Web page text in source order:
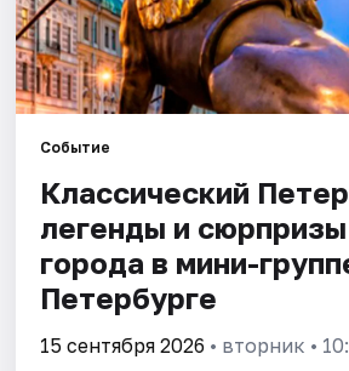
Спорт
События
Города
Площадки
Артисты
Рейтинги
Событие
Классический
легенды и
города в мини-
Петербурге
15 сентября 2026 • вторник •